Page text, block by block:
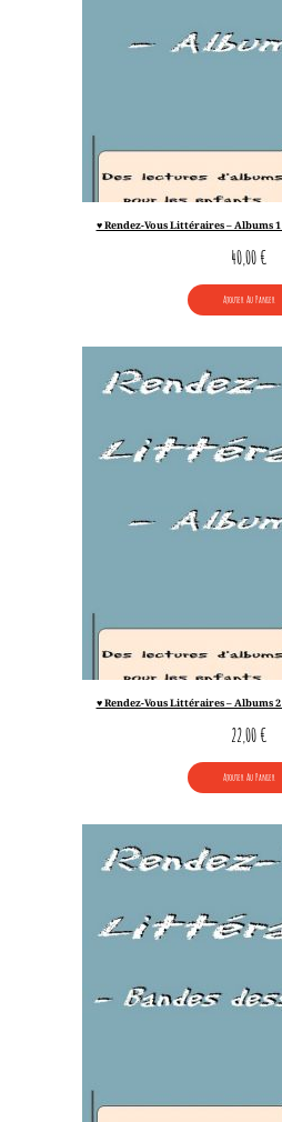
♥ Rendez-Vous Littéraires – Albums
40,00€
Ajouter Au Panier
♥ Rendez-Vous Littéraires – Albums
22,00€
Ajouter Au Panier